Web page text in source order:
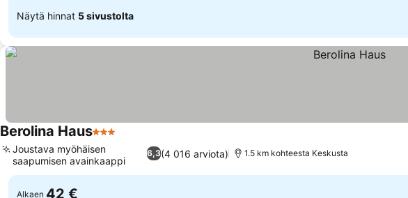
Näytä hinnat 5 sivustolta
Berolina Haus3 Tähtiluokitus
6,3(4 016 arviota)
Joustava myöhäisen
saapumisen avainkaappi
1.5 km kohteesta Keskusta
Alkaen 42 €